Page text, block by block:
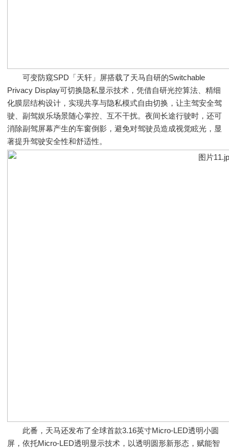
可变防窥SPD「天轩」屏搭载了天马自研的Switchable
Privacy Display可切换隐私显示技术，凭借自研光控算法、精细
化膜层结构设计，实现共享与隐私模式自由切换，让主驾安全驾
驶、副驾娱乐场景随心掌控、互不干扰。夜间长途行驶时，还可
消除副驾屏幕产生的车窗倒影，避免对驾驶员造成视觉眩光，显
著提升驾驶安全性和舒适性。
此番，天马还发布了全球首款3.16英寸Micro-LED透明小圆
屏，依托Micro-LED透明显示技术，以透明圆形新形态，赋能智